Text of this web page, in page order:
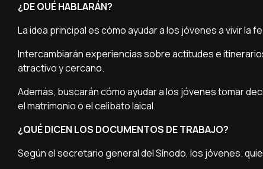
¿DE QUÉ HABLARÁN?
La idea principal es cómo ayudar a los jóvenes a vivir la
Intercambiarán experiencias sobre actitudes e
atractivo y cercano.
Además, buscarán cómo ayudar a los jóvenes tomar
el matrimonio o el celibato laical.
¿QUÉ DICEN LOS DOCUMENTOS DE TRABAJO?
Según el secretario general del Sínodo, los jóvenes.